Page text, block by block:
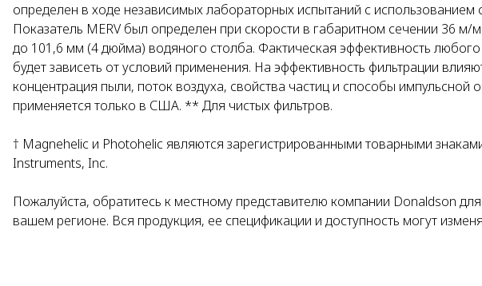
определен в ходе независимых лабораторных испытаний с использованием
Показатель MERV был определен при скорости в габаритном сечении 36 м/
до 101,6 мм (4 дюйма) водяного столба. Фактическая эффективность
будет зависеть от условий применения. На эффективность фильтрации
концентрация пыли, поток воздуха, свойства частиц и способы импульсной
применяется только в США. ** Для чистых фильтров.
† Magnehelic и Photohelic являются зарегистрированными товарными
Instruments, Inc.
Пожалуйста, обратитесь к местному представителю компании Donaldson
вашем регионе. Вся продукция, ее спецификации и доступность могут